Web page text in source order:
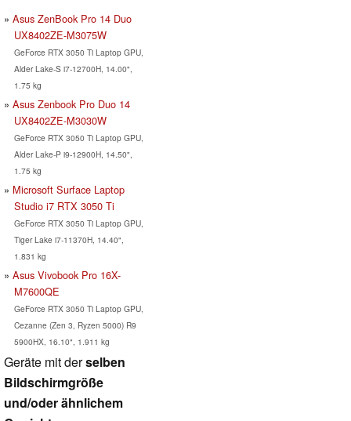
Asus ZenBook Pro 14 Duo
UX8402ZE-M3075W
GeForce RTX 3050 Ti Laptop GPU,
Alder Lake-S i7-12700H, 14.00",
1.75 kg
Asus Zenbook Pro Duo 14
UX8402ZE-M3030W
GeForce RTX 3050 Ti Laptop GPU,
Alder Lake-P i9-12900H, 14.50",
1.75 kg
Microsoft Surface Laptop
Studio i7 RTX 3050 Ti
GeForce RTX 3050 Ti Laptop GPU,
Tiger Lake i7-11370H, 14.40",
1.831 kg
Asus Vivobook Pro 16X-
M7600QE
GeForce RTX 3050 Ti Laptop GPU,
Cezanne (Zen 3, Ryzen 5000) R9
5900HX, 16.10", 1.911 kg
Geräte mit derselben
Bildschirmgröße
und/oder ähnlichem